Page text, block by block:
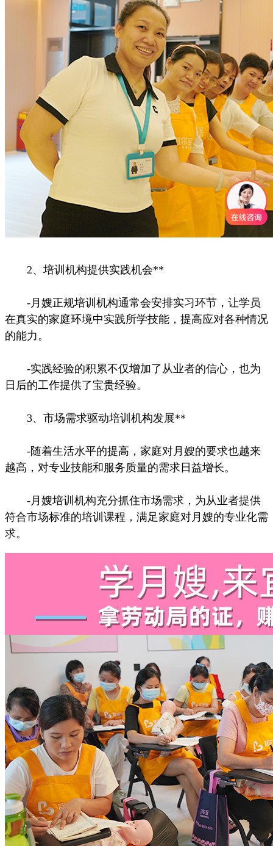
2、培训机构提供实践机会**
-月嫂正规培训机构通常会安排实习环节，让学员
在真实的家庭环境中实践所学技能，提高应对各种情况
的能力。
-实践经验的积累不仅增加了从业者的信心，也为
日后的工作提供了宝贵经验。
3、市场需求驱动培训机构发展**
-随着生活水平的提高，家庭对月嫂的要求也越来
越高，对专业技能和服务质量的需求日益增长。
-月嫂培训机构充分抓住市场需求，为从业者提供
符合市场标准的培训课程，满足家庭对月嫂的专业化需
求。